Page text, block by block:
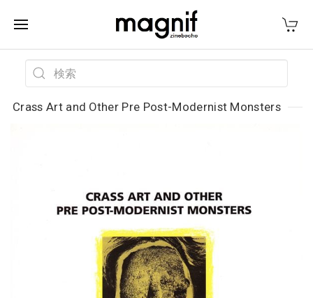
Crass Art and Other Pre Post-Modernist Monsters